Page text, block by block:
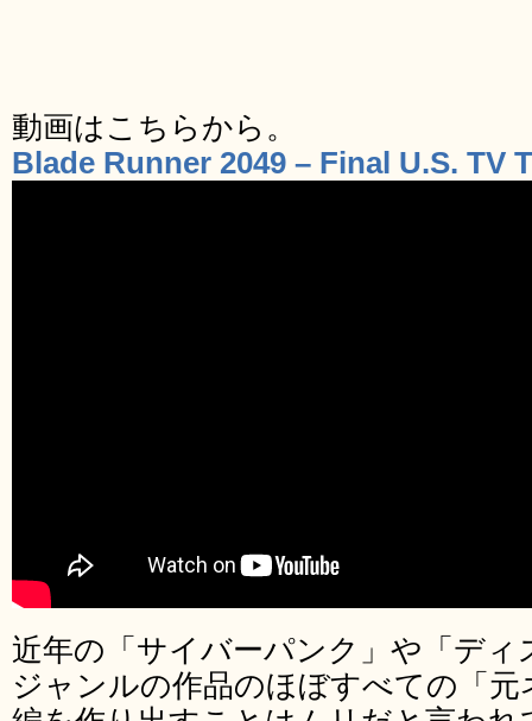
動画はこちらから。
Blade Runner 2049 – Final U.S. TV
近年の「サイバーパンク」や「デ
ジャンルの作品のほぼすべての「